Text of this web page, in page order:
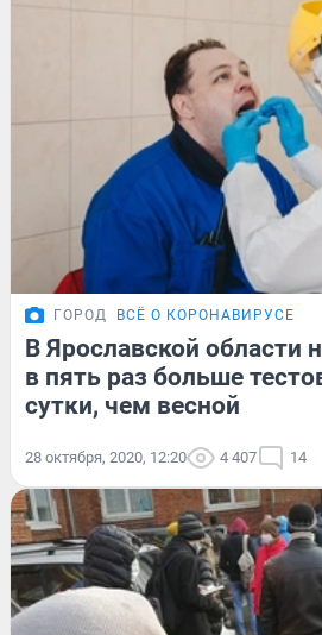
ГОРОД ВСЁ О КОРОНАВИРУСЕ
В Ярославской области
в пять раз больше
сутки, чем весной
28 октября, 2020, 12:20 4 407 14